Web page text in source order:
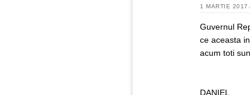
1 MARTIE 2017
Guvernul
ce aceasta
acum toti
DANIEL